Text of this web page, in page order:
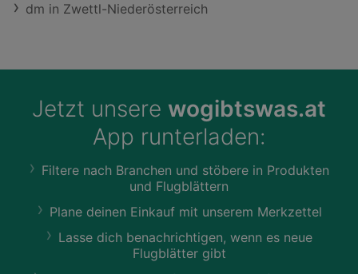
dm in Zwettl-Niederösterreich
Jetzt unsere wogibtswas.at
App runterladen:
Filtere nach Branchen und stöbere in Produkten
und Flugblättern
Plane deinen Einkauf mit unserem Merkzettel
Lasse dich benachrichtigen, wenn es neue
Flugblätter gibt